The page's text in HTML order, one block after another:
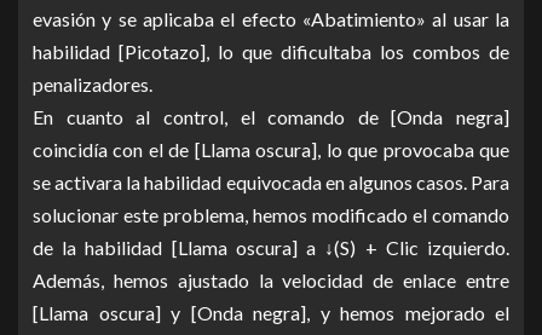
evasión y se aplicaba el efecto «Abatimiento» al usar la
habilidad [Picotazo], lo que dificultaba los combos de
penalizadores.
En cuanto al control, el comando de [Onda negra]
coincidía con el de [Llama oscura], lo que provocaba que
se activara la habilidad equivocada en algunos casos. Para
solucionar este problema, hemos modificado el comando
de la habilidad [Llama oscura] a ↓(S) + Clic izquierdo.
Además, hemos ajustado la velocidad de enlace entre
[Llama oscura] y [Onda negra], y hemos mejorado el